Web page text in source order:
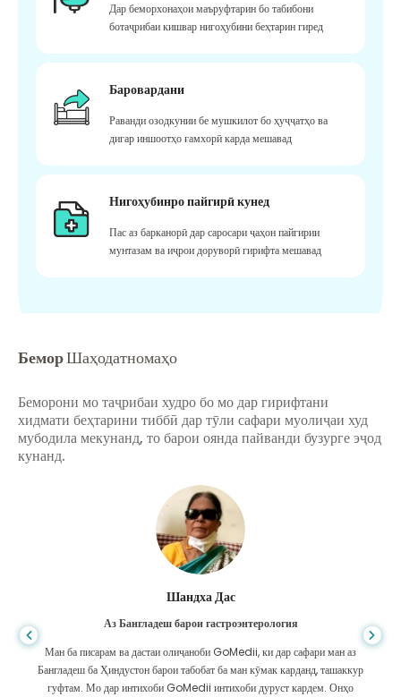
Дар беморхонаҳои маъруфтарин бо табибони
ботаҷрибаи кишвар нигоҳубини беҳтарин гиред
Баровардани
Раванди озодкунии бе мушкилот бо ҳуҷҷатҳо ва
дигар иншоотҳо ғамхорӣ карда мешавад
Нигоҳубинро пайгирӣ кунед
Пас аз барканорӣ дар саросари ҷаҳон пайгирии
мунтазам ва иҷрои доруворӣ гирифта мешавад
БеморШаҳодатномаҳо
Беморони мо таҷрибаи худро бо мо дар гирифтани
хидмати беҳтарини тиббӣ дар тӯли сафари муолиҷаи худ
мубодила мекунанд, то барои оянда пайванди бузурге эҷод
кунанд.
Шандха Дас
Аз Бангладеш барои гастроэнтерология
Ман ба писарам ва дастаи олиҷаноби GoMedii, ки дар сафари ман аз
Бангладеш ба Ҳиндустон барои табобат ба ман кӯмак карданд, ташаккур
гуфтам. Мо дар интихоби GoMedii интихоби дуруст кардем. Онҳо